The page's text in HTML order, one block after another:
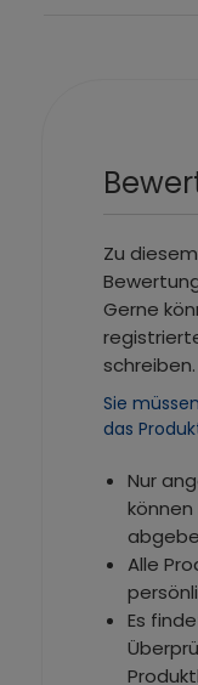
Zu
Gerne
schreiben.
Sie
das
Nur
Alle
Es